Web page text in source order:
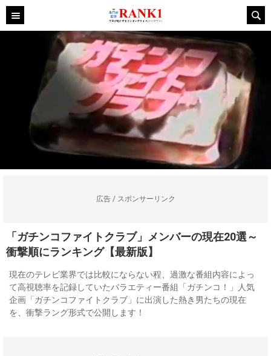
広告 / スポンサーリンク
「ガチンコファイトクラブ」メンバーの現在20選～
衝撃順にランキング【最新版】
現在のテレビ業界では比較にならない程、過激な番組内容によっ
て高視聴率を記録していたバラエティー番組「ガチンコ！」人気
企画「ガチンコファイトクラブ」に出演した熱き男たちの現在
を、衝撃ラング形式で公開します！